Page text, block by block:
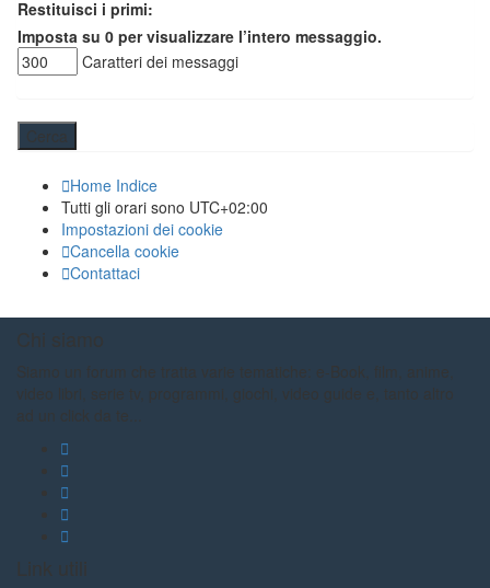
Restituisci i primi:
Imposta su 0 per visualizzare l’intero messaggio.
Caratteri dei messaggi
Home Indice
Tutti gli orari sono UTC+02:00
Impostazioni dei cookie
Cancella cookie
Contattaci
Chi siamo
Siamo un forum che tratta varie tematiche: e-Book, film, anime,
video libri, serie tv, programmi, giochi, video guide e, tanto altro
ad un click da te...